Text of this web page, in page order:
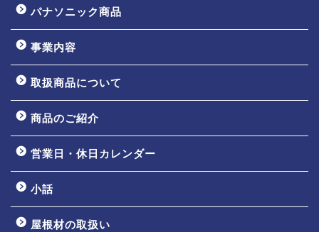
パナソニック商品
事業内容
取扱商品について
商品のご紹介
営業日・休日カレンダー
小話
屋根材の取扱い